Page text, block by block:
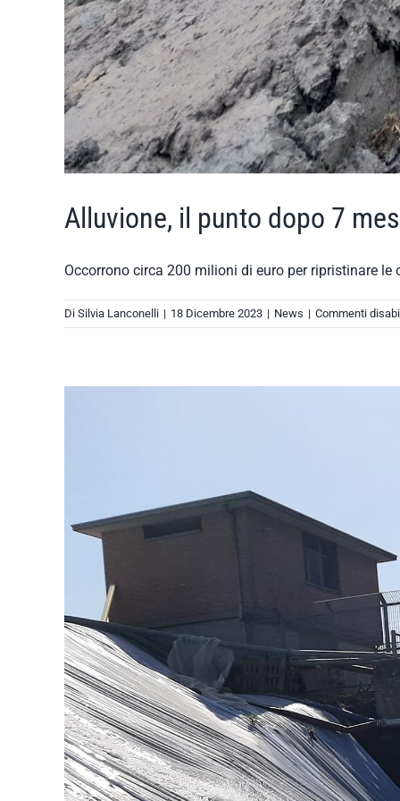
Alluvione, il punto dopo 7
Occorrono circa 200 milioni di euro per ripristinare le
Di Silvia Lanconelli | 18 Dicembre 2023 | News | Commenti